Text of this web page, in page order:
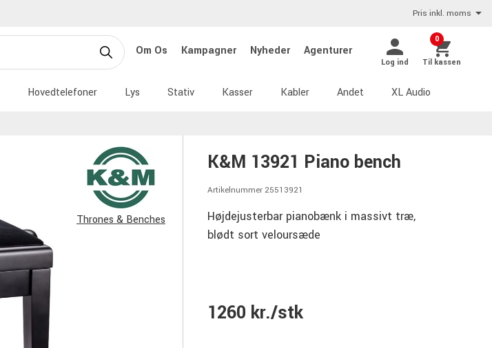
Pris inkl. moms
Om Os Kampagner Nyheder Agenturer
Log ind
0
Til kassen
Hovedtelefoner Lys Stativ Kasser Kabler Andet XL Audio
Thrones & Benches
K&M 13921 Piano bench
Artikelnummer 25513921
Højdejusterbar pianobænk i massivt træ,
blødt sort veloursæde
1260 kr./stk